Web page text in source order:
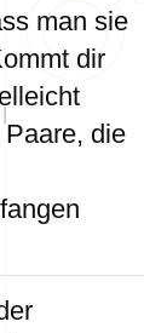
man sie
dir
die